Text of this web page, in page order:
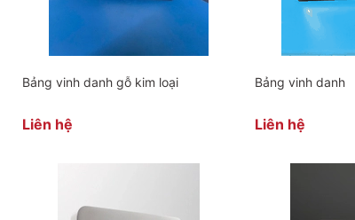
Bảng vinh danh gỗ kim loại
Liên hệ
Bảng vinh danh
Liên hệ